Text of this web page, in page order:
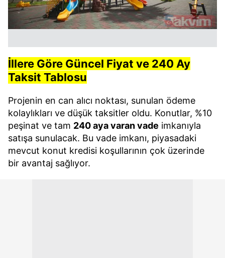
İllere Göre Güncel Fiyat ve 240 Ay
Taksit Tablosu
Projenin en can alıcı noktası, sunulan ödeme
kolaylıkları ve düşük taksitler oldu. Konutlar, %10
peşinat ve tam 240 aya varan vade imkanıyla
satışa sunulacak. Bu vade imkanı, piyasadaki
mevcut konut kredisi koşullarının çok üzerinde
bir avantaj sağlıyor.